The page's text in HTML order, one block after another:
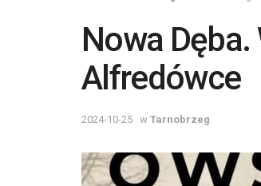
Nowa
Alfredówce
2024-10-25 w Tarnobrzeg